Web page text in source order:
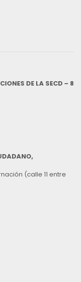
DE LA SECD – 8
(calle 11 entre